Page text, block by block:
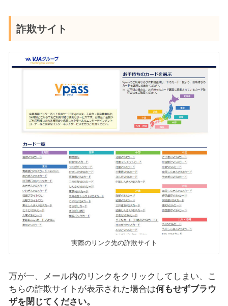
詐欺サイト
実際のリンク先の詐欺サイト
万が一、メール内のリンクをクリックしてしまい、こ
ちらの詐欺サイトが表示された場合は何もせずブラウ
ザを閉じてください。